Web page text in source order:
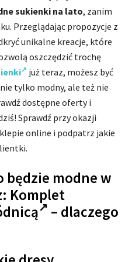
sukienki na lato, zanim
Przeglądając propozycje z
unikalne kreacje, które
oszczędzić trochę
już teraz, możesz być
tylko modny, ale też nie
dostępne oferty i
Sprawdź przy okazji
online i podpatrz jakie
będzie modne w
Komplet
– dlaczego